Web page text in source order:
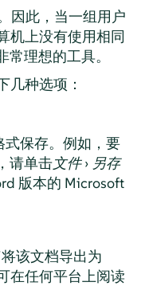
因此，当一组用户
机上没有使用相同
理想的工具。
几种选项：
保存。例如，要
请单击文件› 另存
版本的 Microsoft
该文档导出为
在任何平台上阅读